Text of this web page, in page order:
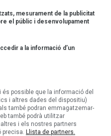
"Postlude To A Kiss"
Goran Levi
mesurament de la publicitat
el públic i desenvolupament
a la informació d’un
possible que la informació del
i altres dades del dispositiu)
també podran emmagatzemar-
també podrà utilitzar
i els nostres partners
Llista de partners.